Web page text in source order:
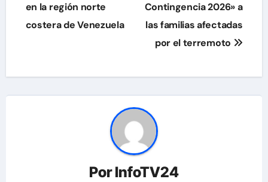
de
entradas
en la región norte
costera de Venezuela
Contingencia 2026» a
las familias afectadas
por el terremoto
PorInfoTV24